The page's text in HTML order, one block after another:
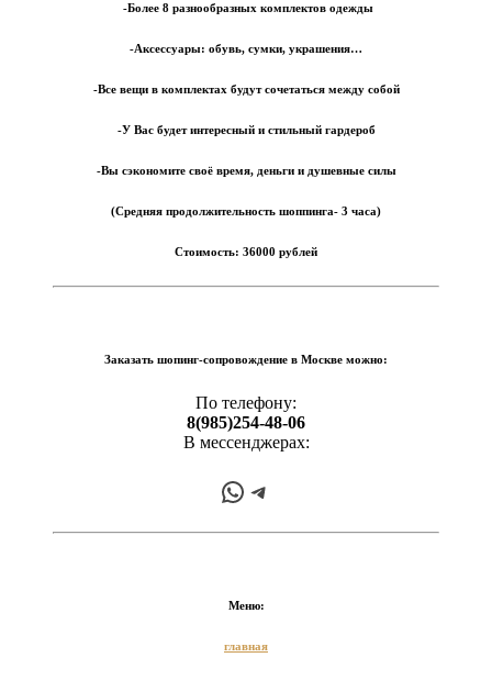
-Более 8 разнообразных комплектов одежды
-Аксессуары: обувь, сумки, украшения…
-Все вещи в комплектах будут сочетаться между собой
-У Вас будет интересный и стильный гардероб
-Вы сэкономите своё время, деньги и душевные силы
(Средняя продолжительность шоппинга- 3 часа)
Стоимость: 36000 рублей
Заказать шопинг-сопровождение в Москве можно:
По телефону:
8(985)254-48-06
В мессенджерах:
WhatsApp
Telegram
Меню:
главная